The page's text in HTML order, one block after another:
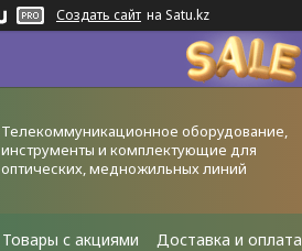
Создать сайт на Satu.kz
Телекоммуникационное оборудование,
инструменты и комплектующие для
оптических, медножильных линий
Товары с акциями Доставка и оплата